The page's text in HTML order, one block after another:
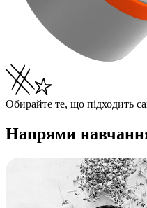
Обирайте те, що підходить
Напрями